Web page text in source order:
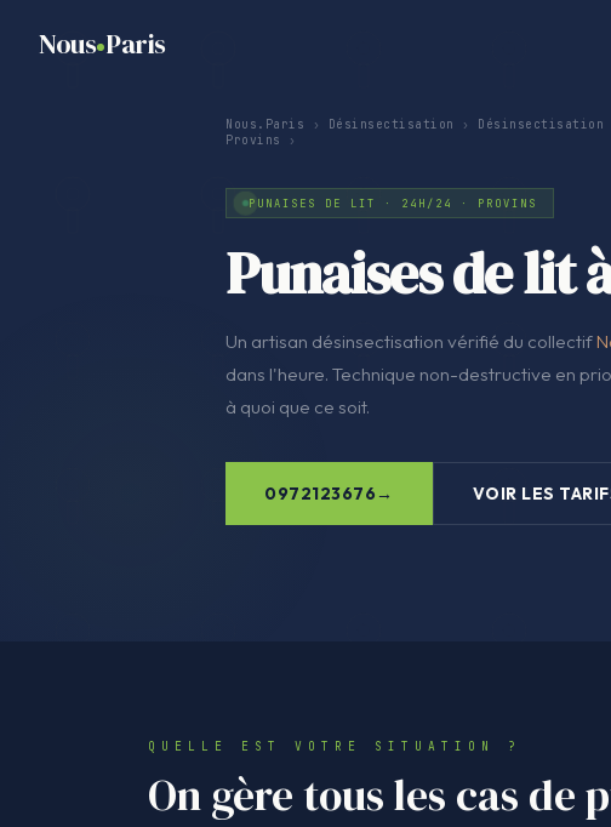
Nous Paris
Nous.Paris › Désinsectisation › Désinsectisation
Provins
›
PUNAISES DE LIT · 24H/24 · PROVINS
Punaises de lit
Un artisan désinsectisation vérifié du collectif
dans l'heure. Technique non-destructive en
à quoi que ce soit.
0972123676 VOIR LES
QUELLE EST VOTRE SITUATION ?
On gère tous les cas de